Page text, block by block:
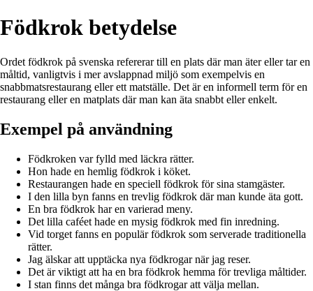
Födkrok betydelse
Ordet födkrok på svenska refererar till en plats där man äter eller tar en
måltid, vanligtvis i mer avslappnad miljö som exempelvis en
snabbmatsrestaurang eller ett matställe. Det är en informell term för en
restaurang eller en matplats där man kan äta snabbt eller enkelt.
Exempel på användning
Födkroken var fylld med läckra rätter.
Hon hade en hemlig födkrok i köket.
Restaurangen hade en speciell födkrok för sina stamgäster.
I den lilla byn fanns en trevlig födkrok där man kunde äta gott.
En bra födkrok har en varierad meny.
Det lilla caféet hade en mysig födkrok med fin inredning.
Vid torget fanns en populär födkrok som serverade traditionella
rätter.
Jag älskar att upptäcka nya födkrogar när jag reser.
Det är viktigt att ha en bra födkrok hemma för trevliga måltider.
I stan finns det många bra födkrogar att välja mellan.